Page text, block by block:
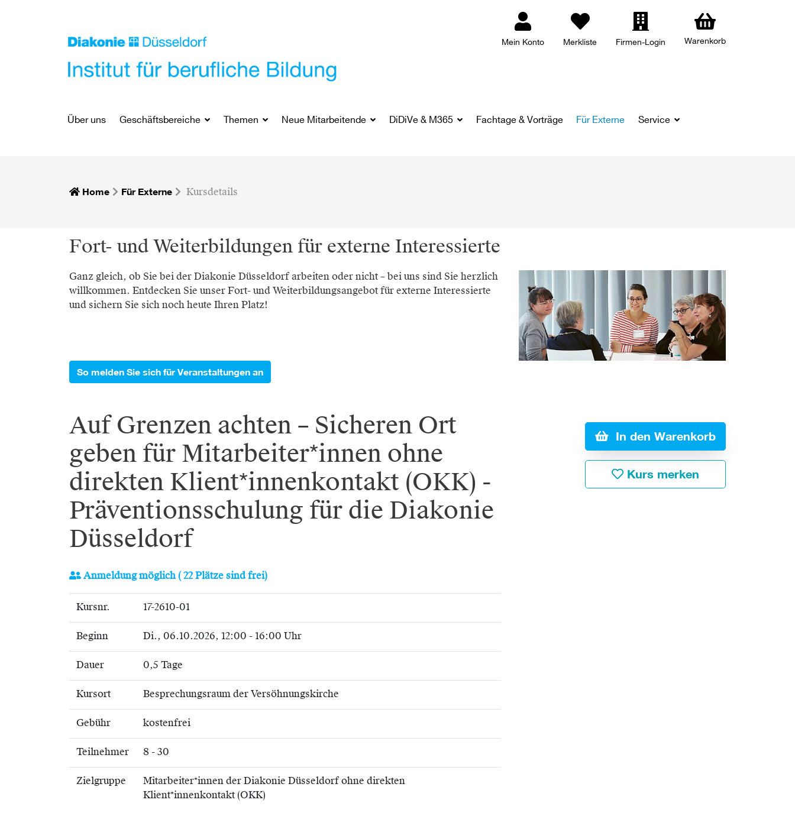
Mein Konto Merkliste Firmen-Login Warenkorb
Über uns Geschäftsbereiche Themen Neue Mitarbeitende DiDiVe & M365 Fachtage & Vorträge Für Externe Service
Home Für Externe Kursdetails
Fort- und Weiterbildungen für externe Interessierte
Ganz gleich, ob Sie bei der Diakonie Düsseldorf arbeiten oder nicht – bei uns sind Sie herzlich
willkommen. Entdecken Sie unser Fort- und Weiterbildungsangebot für externe Interessierte
und sichern Sie sich noch heute Ihren Platz!
So melden Sie sich für Veranstaltungen an
Auf Grenzen achten – Sicheren Ort
geben für Mitarbeiter*innen ohne
direkten Klient*innenkontakt (OKK) -
Präventionsschulung für die Diakonie
Düsseldorf
Anmeldung möglich( 22 Plätze sind frei)
Kursnr. 17-2610-01
Beginn Di., 06.10.2026, 12:00 - 16:00 Uhr
Dauer 0,5 Tage
Kursort Besprechungsraum der Versöhnungskirche
Gebühr kostenfrei
Teilnehmer 8 - 30
Zielgruppe
Mitarbeiter*innen der Diakonie Düsseldorf ohne direkten
Klient*innenkontakt (OKK)
In den Warenkorb
Kurs merken